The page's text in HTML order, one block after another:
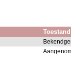
Toestand